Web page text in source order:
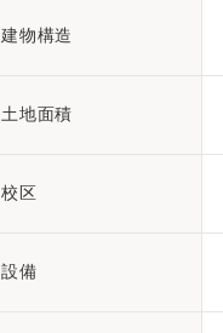
建物構造
土地面積
校区
設備